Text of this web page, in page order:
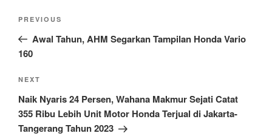
Previous
Post
PREVIOUS
Awal Tahun, AHM Segarkan Tampilan Honda Vario
160
Next
Post
NEXT
Naik Nyaris 24 Persen, Wahana Makmur Sejati Catat
355 Ribu Lebih Unit Motor Honda Terjual di Jakarta-
Tangerang Tahun 2023